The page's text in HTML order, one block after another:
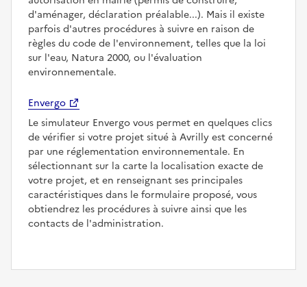
d'aménager, déclaration préalable...). Mais il existe
parfois d'autres procédures à suivre en raison de
règles du code de l'environnement, telles que la loi
sur l'eau, Natura 2000, ou l'évaluation
environnementale.
Envergo
Le simulateur Envergo vous permet en quelques clics
de vérifier si votre projet situé à Avrilly est concerné
par une réglementation environnementale. En
sélectionnant sur la carte la localisation exacte de
votre projet, et en renseignant ses principales
caractéristiques dans le formulaire proposé, vous
obtiendrez les procédures à suivre ainsi que les
contacts de l'administration.